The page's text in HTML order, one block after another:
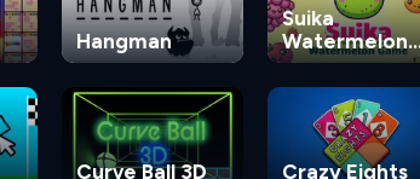
Hangman
Suika
Watermelon
Game
Curve Ball 3D Crazy Eights